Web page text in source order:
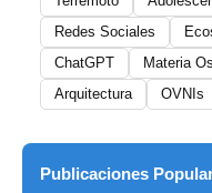
Redes Sociales
ChatGPT
Materia
Arquitectura
OVNIs
Publicaciones